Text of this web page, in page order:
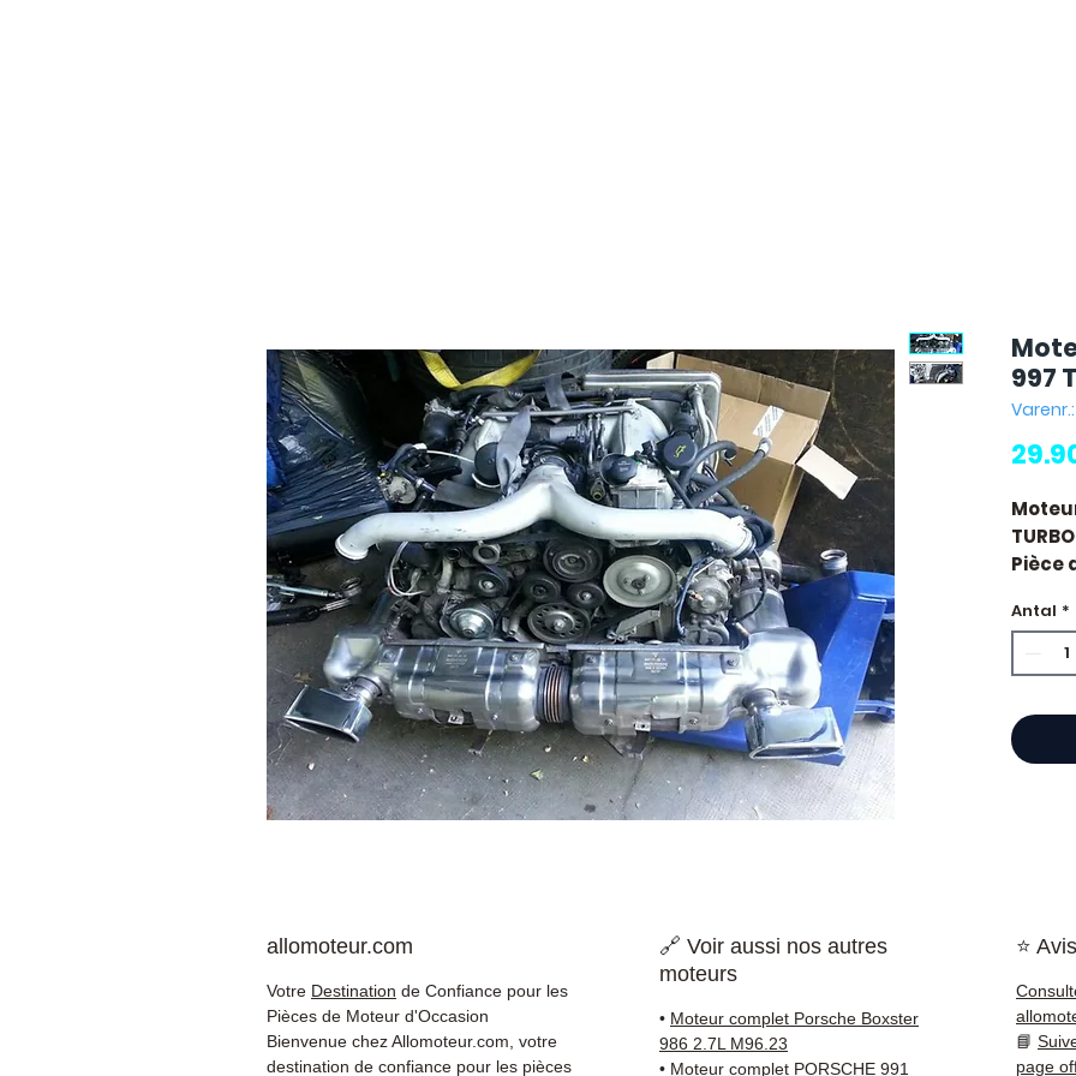
997
TURBO
Pièce
Antal *
allomoteur.com
Votre Destination de Confiance pour les
Pièces de Moteur d'Occasion
Bienvenue chez Allomoteur.com, votre
destination de confiance pour les pièces
🔗 Voir aussi nos autres
moteurs
• Moteur complet Porsche Boxster
986 2.7L M96.23
• Moteur complet PORSCHE 991
⭐
📘
page